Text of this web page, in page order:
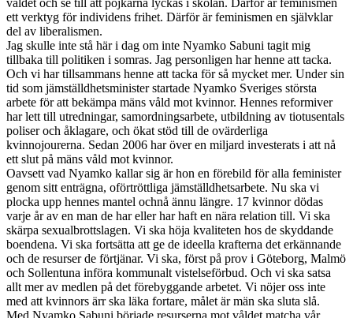
våldet och se till att pojkarna lyckas i skolan. Därför är feminismen
ett verktyg för individens frihet. Därför är feminismen en självklar
del av liberalismen.
Jag skulle inte stå här i dag om inte Nyamko Sabuni tagit mig
tillbaka till politiken i somras. Jag personligen har henne att tacka.
Och vi har tillsammans henne att tacka för så mycket mer. Under sin
tid som jämställdhetsminister startade Nyamko Sveriges största
arbete för att bekämpa mäns våld mot kvinnor. Hennes reformiver
har lett till utredningar, samordningsarbete, utbildning av tiotusentals
poliser och åklagare, och ökat stöd till de ovärderliga
kvinnojourerna. Sedan 2006 har över en miljard investerats i att nå
ett slut på mäns våld mot kvinnor.
Oavsett vad Nyamko kallar sig är hon en förebild för alla feminister
genom sitt enträgna, oförtröttliga jämställdhetsarbete. Nu ska vi
plocka upp hennes mantel ochnå ännu längre. 17 kvinnor dödas
varje år av en man de har eller har haft en nära relation till. Vi ska
skärpa sexualbrottslagen. Vi ska höja kvaliteten hos de skyddande
boendena. Vi ska fortsätta att ge de ideella krafterna det erkännande
och de resurser de förtjänar. Vi ska, först på prov i Göteborg, Malmö
och Sollentuna införa kommunalt vistelseförbud. Och vi ska satsa
allt mer av medlen på det förebyggande arbetet. Vi nöjer oss inte
med att kvinnors ärr ska läka fortare, målet är män ska sluta slå.
Med Nyamko Sabuni började resurserna mot våldet matcha vår